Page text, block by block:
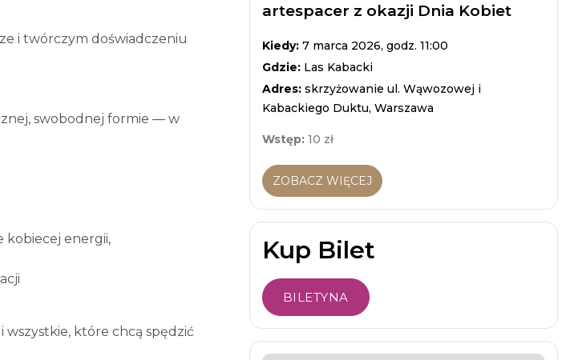
i twórczym doświadczeniu
swobodnej formie — w
kobiecej energii,
wszystkie, które chcą spędzić
artespacer z okazji Dnia Kobiet
Kiedy: 7 marca 2026, godz. 11:00
Gdzie: Las Kabacki
Adres: skrzyżowanie ul. Wąwozowej i
Kabackiego Duktu, Warszawa
Wstęp: 10 zł
ZOBACZ WIĘCEJ
Kup Bilet
BILETYNA